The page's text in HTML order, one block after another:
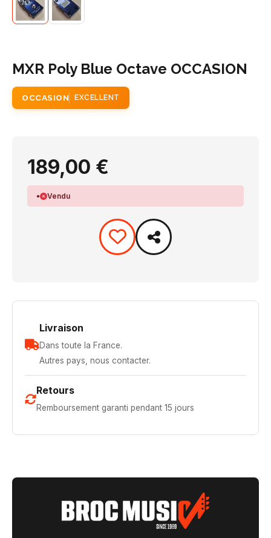
MXR Poly Blue Octave OCCASION
OCCASION EXCELLENT
189,00 €
Vendu
Livraison
Dans toute la France.
Autres pays, nous contacter.
Retours
Remboursement garanti pendant 15 jours